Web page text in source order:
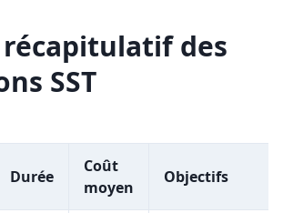
récapitulatif des
SST
Durée
Coût
moyen
Objectifs